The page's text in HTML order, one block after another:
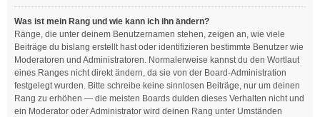
Was ist mein Rang und wie kann ich ihn ändern?
Ränge, die unter deinem Benutzernamen stehen, zeigen an, wie viele
Beiträge du bislang erstellt hast oder identifizieren bestimmte Benutzer wie
Moderatoren und Administratoren. Normalerweise kannst du den Wortlaut
eines Ranges nicht direkt ändern, da sie von der Board-Administration
festgelegt wurden. Bitte schreibe keine sinnlosen Beiträge, nur um deinen
Rang zu erhöhen — die meisten Boards dulden dieses Verhalten nicht und
ein Moderator oder Administrator wird deinen Rang unter Umständen